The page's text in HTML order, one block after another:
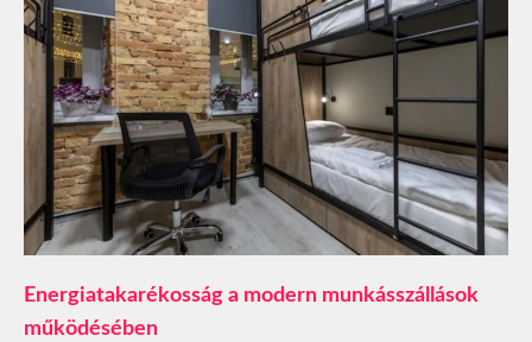
​Energiatakarékosság a modern munkásszállások
működésében